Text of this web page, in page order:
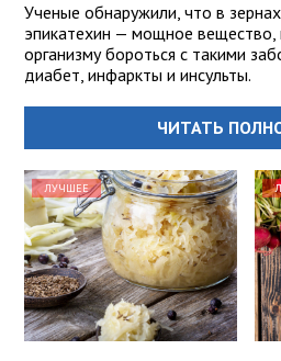
Ученые обнаружили, что в
эпикатехин — мощное вещество,
организму бороться с такими
диабет, инфаркты и инсульты.
ЧИТАТЬ
ЛУЧШЕЕ